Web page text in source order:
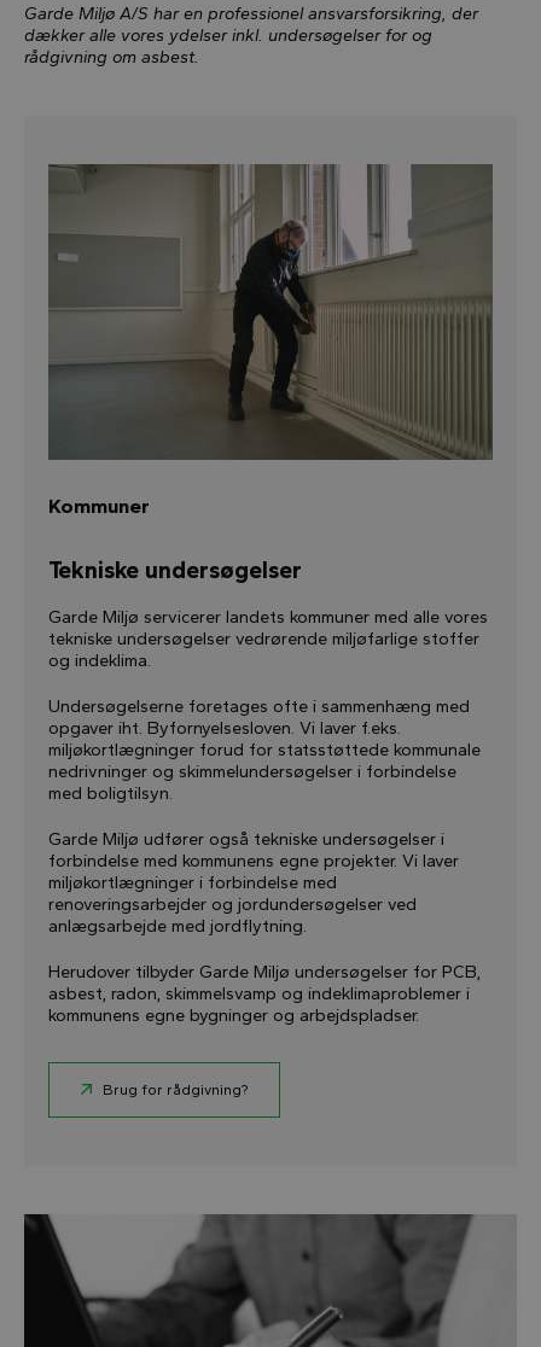
Garde Miljø A/S har en professionel ansvarsforsikring, der
dækker alle vores ydelser inkl. undersøgelser for og
rådgivning om asbest.
Kommuner
Tekniske undersøgelser
Garde Miljø servicerer landets kommuner med alle vores
tekniske undersøgelser vedrørende miljøfarlige stoffer
og indeklima.
Undersøgelserne foretages ofte i sammenhæng med
opgaver iht. Byfornyelsesloven. Vi laver f.eks.
miljøkortlægninger forud for statsstøttede kommunale
nedrivninger og skimmelundersøgelser i forbindelse
med boligtilsyn.
Garde Miljø udfører også tekniske undersøgelser i
forbindelse med kommunens egne projekter. Vi laver
miljøkortlægninger i forbindelse med
renoveringsarbejder og jordundersøgelser ved
anlægsarbejde med jordflytning.
Herudover tilbyder Garde Miljø undersøgelser for PCB,
asbest, radon, skimmelsvamp og indeklimaproblemer i
kommunens egne bygninger og arbejdspladser.
Brug for rådgivning?